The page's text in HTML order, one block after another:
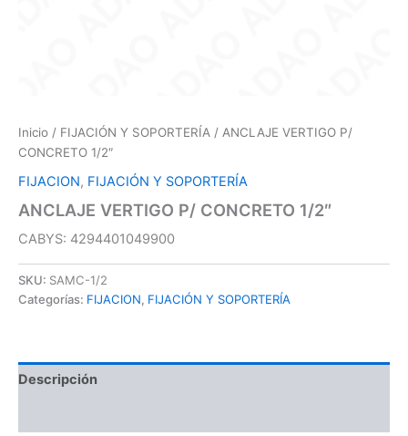
Inicio / FIJACIÓN Y SOPORTERÍA / ANCLAJE VERTIGO P/
CONCRETO 1/2″
FIJACION, FIJACIÓN Y SOPORTERÍA
ANCLAJE VERTIGO P/ CONCRETO 1/2″
CABYS: 4294401049900
SKU: SAMC-1/2
Categorías: FIJACION, FIJACIÓN Y SOPORTERÍA
Descripción